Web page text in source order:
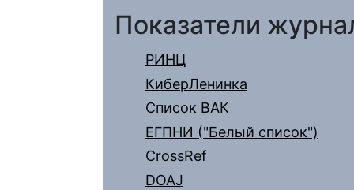
Показатели
РИНЦ
КиберЛенинка
Список ВАК
ЕГПНИ ("Белый список")
CrossRef
DOAJ